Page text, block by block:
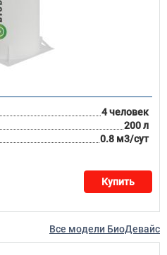
4 человек
200 л
0.8 м3/сут
Купить
Все модели БиоДевайс